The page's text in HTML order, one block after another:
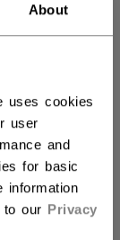
About
uses cookies
user
and
for basic
information
to our Privacy
LINKS ZUM